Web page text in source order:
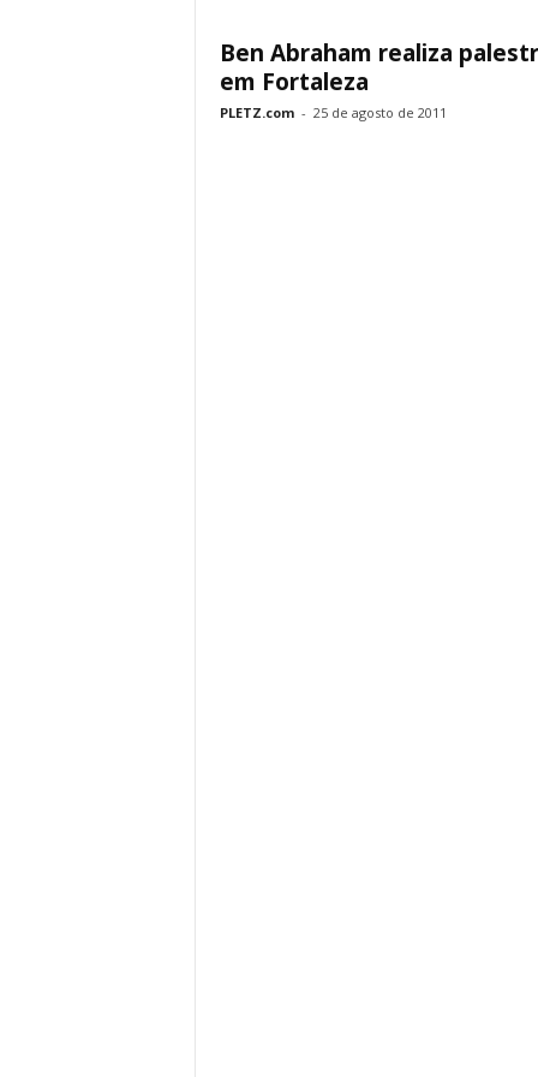
Ben Abraham realiza
em Fortaleza
PLETZ.com - 25 de agosto de 2011